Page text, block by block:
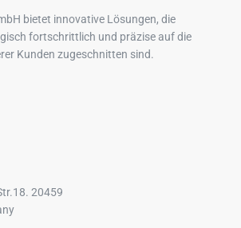
bietet innovative Lösungen, die
fortschrittlich und präzise auf die
Kunden zugeschnitten sind.
20459